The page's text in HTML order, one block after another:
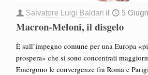
Salvatore Luigi Baldari il 5
Macron-Meloni, il disgelo
È sull’impegno comune per una Europa
prospera» che si sono concentrati
Emergono le convergenze fra Roma e